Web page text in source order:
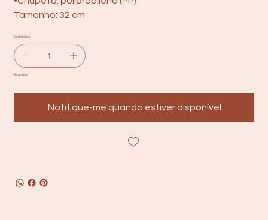
Tamanho: 32 cm
Quantidade
Esgotado
Notifique-me quando estiver disponível